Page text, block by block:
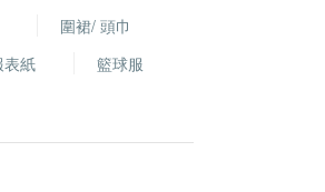
圍裙/ 頭巾
表紙
籃球服